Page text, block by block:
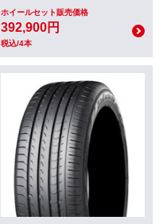
ホイールセット販売価格
392,900円
税込/4本